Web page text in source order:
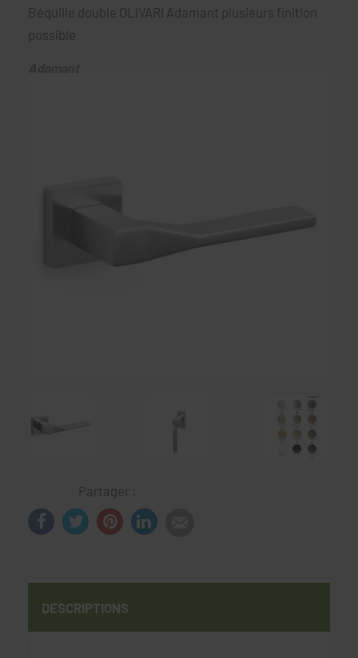
Béquille double OLIVARI Adamant plusieurs finition
possible
Partager :
DESCRIPTIONS